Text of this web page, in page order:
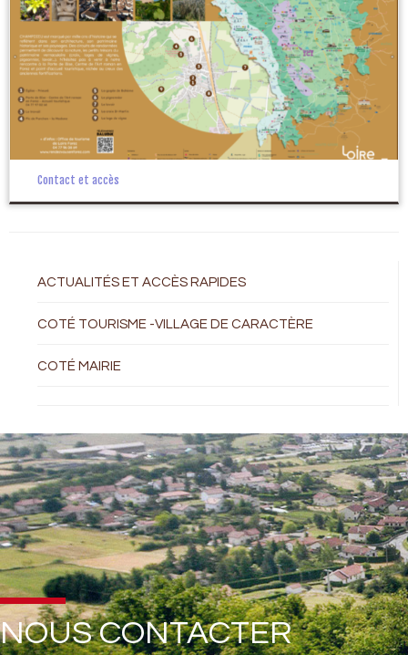
Contact et accès
ACTUALITÉS ET ACCÈS RAPIDES
COTÉ TOURISME -VILLAGE DE CARACTÈRE
COTÉ MAIRIE
NOUS CONTACTER